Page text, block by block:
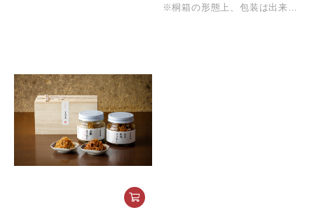
※桐箱の形態上、包装は出来かねますのでご了承ください。